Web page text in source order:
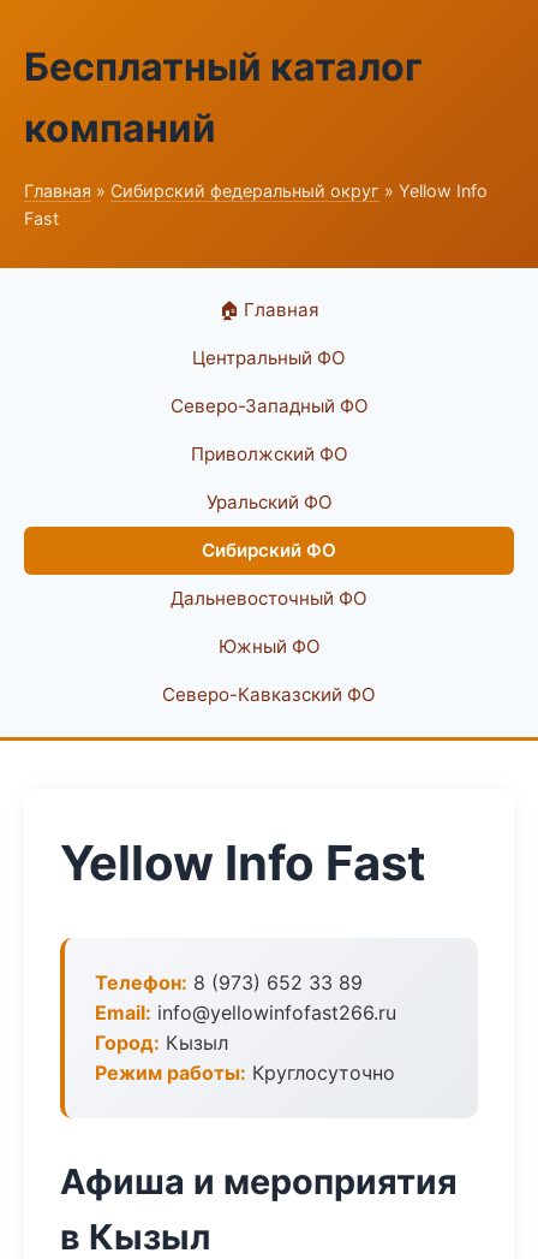
Бесплатный каталог
компаний
Главная » Сибирский федеральный округ » Yellow Info
Fast
🏠 Главная
Центральный ФО
Северо-Западный ФО
Приволжский ФО
Уральский ФО
Сибирский ФО
Дальневосточный ФО
Южный ФО
Северо-Кавказский ФО
Yellow Info Fast
Телефон: 8 (973) 652 33 89
Email: info@yellowinfofast266.ru
Город: Кызыл
Режим работы: Круглосуточно
Афиша и мероприятия
в Кызыл